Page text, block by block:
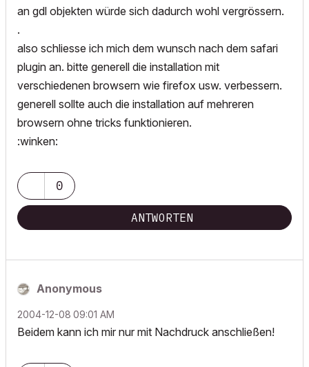
an gdl objekten würde sich dadurch wohl vergrössern.
.
also schliesse ich mich dem wunsch nach dem safari
plugin an. bitte generell die installation mit
verschiedenen browsern wie firefox usw. verbessern.
generell sollte auch die installation auf mehreren
browsern ohne tricks funktionieren.
:winken:
0
ANTWORTEN
Anonymous
‎2004-12-08 09:01 AM
Beidem kann ich mir nur mit Nachdruck anschließen!